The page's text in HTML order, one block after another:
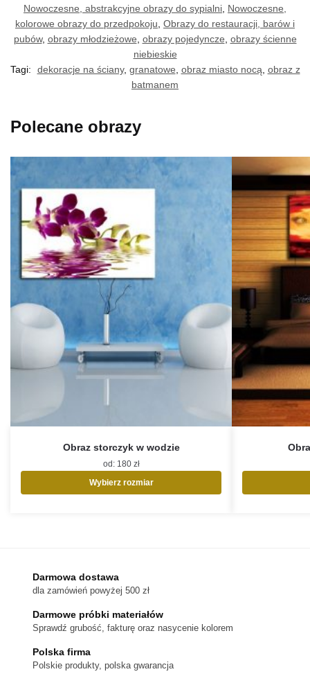
Nowoczesne, abstrakcyjne obrazy do sypialni Nowoczesne,
kolorowe obrazy do przedpokoju Obrazy do restauracji, barów i
pubów, obrazy młodzieżowe obrazy pojedyncze obrazy ścienne
niebieskie
Tagi:
dekoracje na ściany, granatowe obraz miasto nocą obraz z
batmanem
Polecane obrazy
Obraz storczyk w wodzie
od: 180 zł
Wybierz rozmiar
wybrać
stronie
produktu
Darmowa dostawa
dla zamówień powyżej 500 zł
Darmowe próbki materiałów
Sprawdź grubość, fakturę oraz nasycenie kolorem
Polska firma
Polskie produkty, polska gwarancja